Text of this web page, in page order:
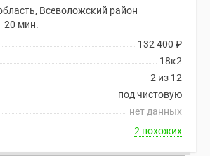
Всеволожский район
20 мин.
132 400 ₽
18к2
2 из 12
под чистовую
нет данных
2 похожих